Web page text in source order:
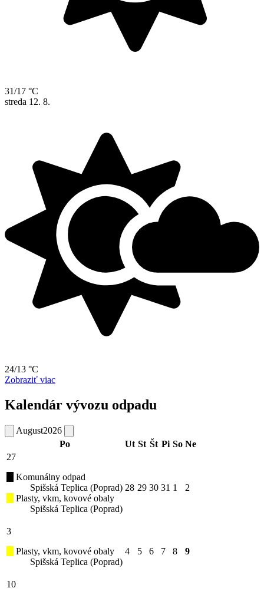
31/17 °C
streda 12. 8.
24/13 °C
Zobraziť viac
Kalendár vývozu odpadu
August2026
Po
Ut St Št Pi So Ne
27
Komunálny odpad
Spišská Teplica (Poprad)
Plasty, vkm, kovové obaly
Spišská Teplica (Poprad)
28 29 30 31 1 2
3
Plasty, vkm, kovové obaly
Spišská Teplica (Poprad)
4 5 6 7 8 9
10